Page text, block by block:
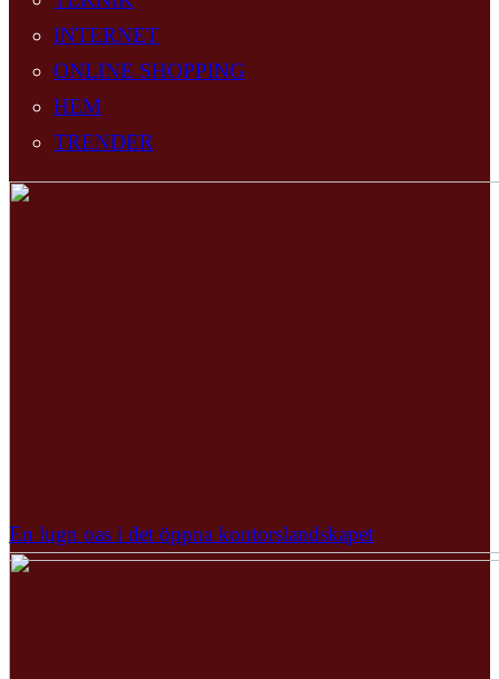
INTERNET
ONLINE SHOPPING
HEM
TRENDER
En lugn oas i det öppna kontorslandskapet